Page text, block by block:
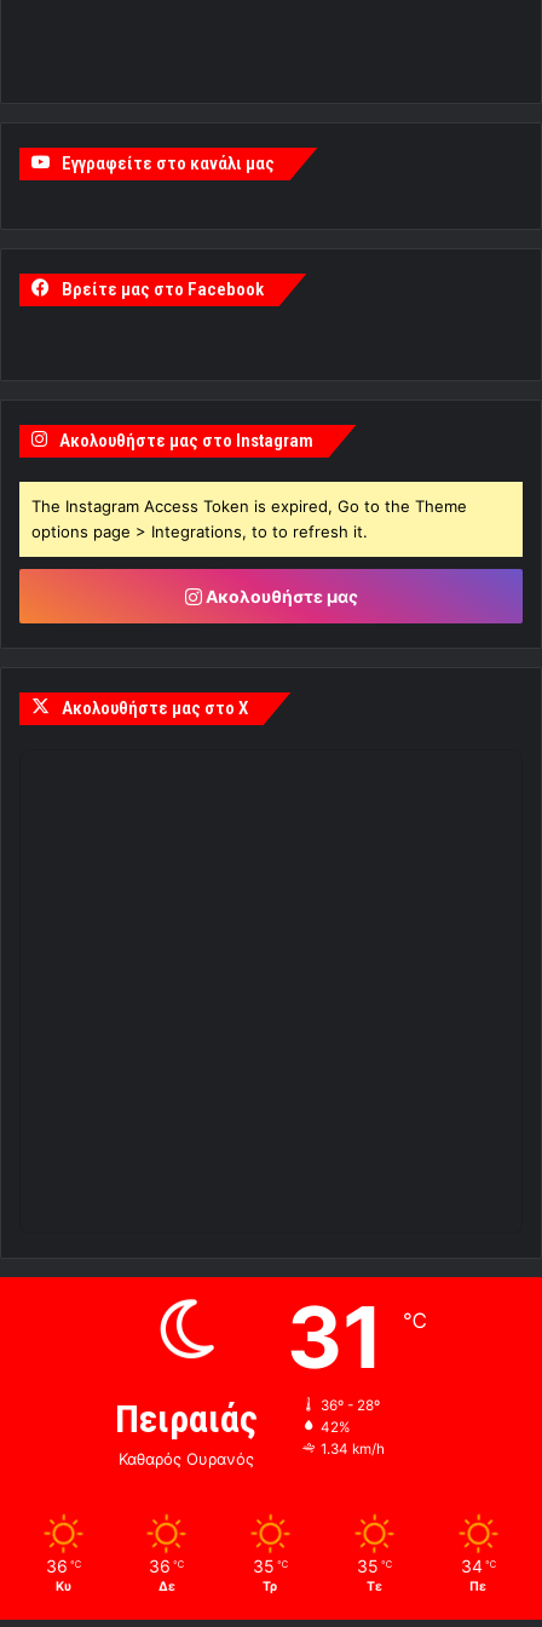
Εγγραφείτε στο κανάλι μας
Βρείτε μας στο Facebook
Ακολουθήστε μας στο Instagram
The Instagram Access Token is expired, Go to the Theme
options page > Integrations, to to refresh it.
Ακολουθήστε μας
Ακολουθήστε μας στο X
Πειραιάς
Καθαρός Ουρανός
31 ℃
36º - 28º
42%
1.34 km/h
36 ℃
Κυ
36 ℃
Δε
35 ℃
Τρ
35 ℃
Τε
34 ℃
Πε